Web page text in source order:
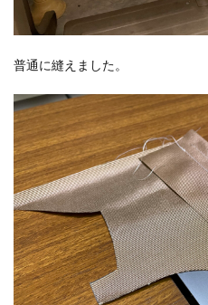
普通に縫えました。